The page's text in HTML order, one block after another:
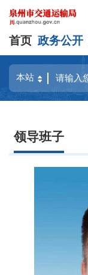
首页 政务公开
领导班子